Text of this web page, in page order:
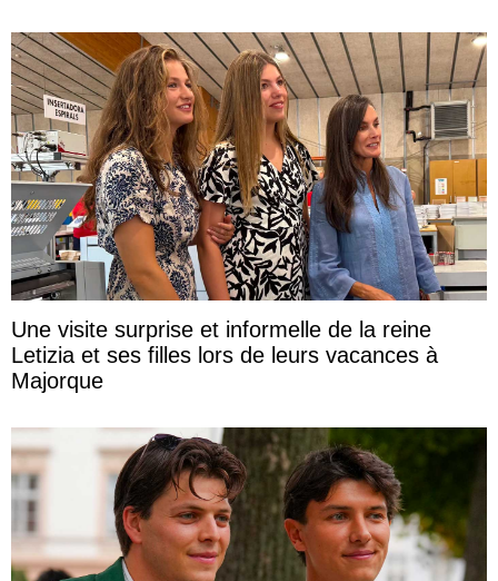
Une visite surprise et informelle de la reine
Letizia et ses filles lors de leurs vacances à
Majorque